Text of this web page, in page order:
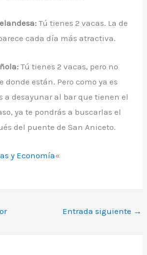
Tú tienes 2 vacas. La de
cada día más atractiva.
Tú tienes 2 vacas, pero no
donde están. Pero como ya es
a desayunar al bar que tienen el
ya te pondrás a buscarlas el
del puente de San Aniceto.
y Economía«
Entrada siguiente →